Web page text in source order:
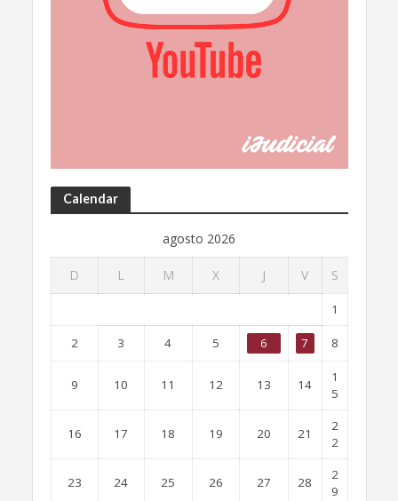
Calendar
agosto 2026
D L M X J V S
1
2 3 4 5 6 7 8
9 10 11 12 13 14
1
5
16 17 18 19 20 21
2
2
23 24 25 26 27 28
2
9